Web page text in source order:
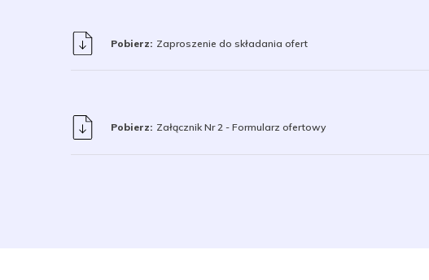
Pobierz: Zaproszenie do składania ofert
Pobierz: Załącznik Nr 2 - Formularz ofertowy